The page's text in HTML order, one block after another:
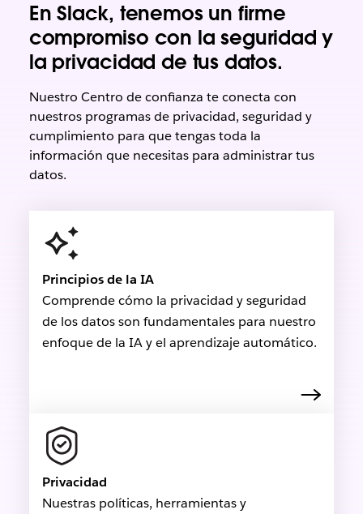
En Slack, tenemos un firme
compromiso con la seguridad y
la privacidad de tus datos.
Nuestro Centro de confianza te conecta con
nuestros programas de privacidad, seguridad y
cumplimiento para que tengas toda la
información que necesitas para administrar tus
datos.
Principios de la IA
Comprende cómo la privacidad y seguridad
de los datos son fundamentales para nuestro
enfoque de la IA y el aprendizaje automático.
Privacidad
Nuestras políticas, herramientas y